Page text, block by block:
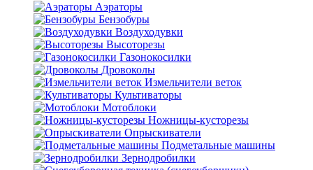
Аэраторы
Бензобуры
Воздуходувки
Высоторезы
Газонокосилки
Дровоколы
Измельчители веток
Культиваторы
Мотоблоки
Ножницы-кусторезы
Опрыскиватели
Подметальные машины
Зернодробилки